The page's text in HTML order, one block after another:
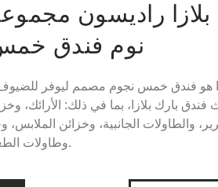
بلازا راديسون
نوم فندق
هو فندق خمس نجوم مصمم ليوفر
فندق بارك بلازا، بما في ذلك: الأرائك،
والطاولات الجانبية، وخزائن الملابس،
وطاولات الطعام والكراسي.